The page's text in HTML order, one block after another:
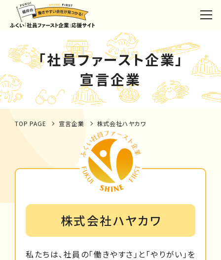
「社員ファースト企業」
宣言企業
TOP PAGE 宣言企業 株式会社ハヤカワ
株式会社ハヤカワ
私たちは、社員の「働きやすさ」と「やりがい」を